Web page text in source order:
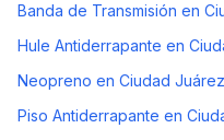
Banda de Transmisión en
Hule Antiderrapante en
Neopreno en Ciudad Juárez
Piso Antiderrapante en